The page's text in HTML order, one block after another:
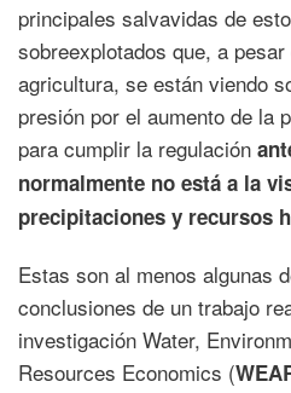
principales salvavidas de
sobreexplotados que, a
agricultura, se están viendo
presión por el aumento de la
para cumplir la regulación
normalmente no está a la
precipitaciones y recursos
Estas son al menos algunas
conclusiones de un trabajo
investigación Water,
Resources Economics (